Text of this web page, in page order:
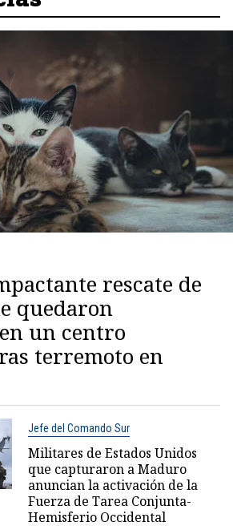
rescate de
quedaron
un centro
terremoto en
Jefe del Comando Sur
Militares de Estados Unidos
que capturaron a Maduro
anuncian la activación de la
Fuerza de Tarea Conjunta-
Hemisferio Occidental